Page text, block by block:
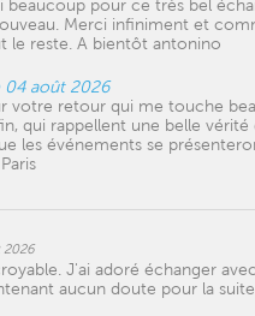
beaucoup pour ce très bel
Merci infiniment et
le reste. A bientôt antonino
04 août 2026
votre retour qui me touche
qui rappellent une belle
les événements se
2026
J'ai adoré échanger
aucun doute pour la